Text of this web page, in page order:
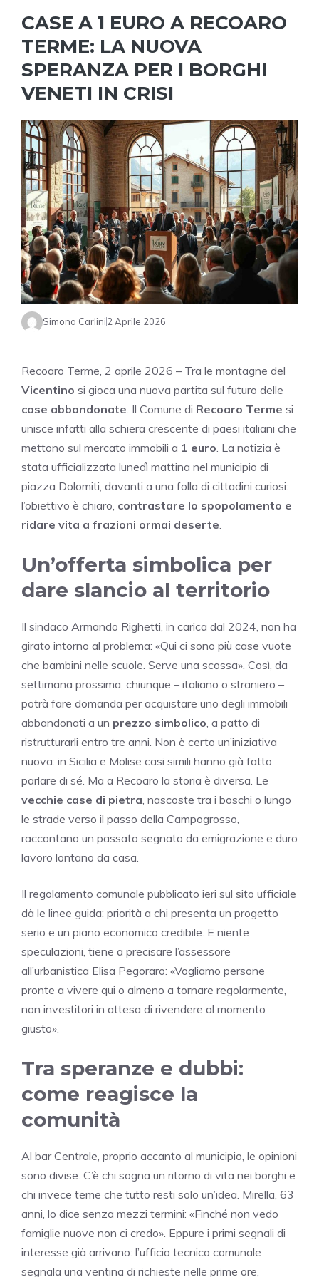
CASE A 1 EURO A RECOARO
TERME: LA NUOVA
SPERANZA PER I BORGHI
VENETI IN CRISI
Simona Carlini2 Aprile 2026
Recoaro Terme, 2 aprile 2026 – Tra le montagne del
Vicentino si gioca una nuova partita sul futuro delle
case abbandonate . Il Comune di Recoaro Terme si
unisce infatti alla schiera crescente di paesi italiani che
mettono sul mercato immobili a 1 euro . La notizia è
stata ufficializzata lunedì mattina nel municipio di
piazza Dolomiti, davanti a una folla di cittadini curiosi:
l’obiettivo è chiaro, contrastare lo spopolamento e
ridare vita a frazioni ormai deserte
Un’offerta simbolica per
dare slancio al territorio
Il sindaco Armando Righetti, in carica dal 2024, non ha
girato intorno al problema: «Qui ci sono più case vuote
che bambini nelle scuole. Serve una scossa». Così, da
settimana prossima, chiunque – italiano o straniero –
potrà fare domanda per acquistare uno degli immobili
abbandonati a un prezzo simbolico , a patto di
ristrutturarli entro tre anni. Non è certo un’iniziativa
nuova: in Sicilia e Molise casi simili hanno già fatto
parlare di sé. Ma a Recoaro la storia è diversa. Le
vecchie case di pietra , nascoste tra i boschi o lungo
le strade verso il passo della Campogrosso,
raccontano un passato segnato da emigrazione e duro
lavoro lontano da casa.
Il regolamento comunale pubblicato ieri sul sito ufficiale
dà le linee guida: priorità a chi presenta un progetto
serio e un piano economico credibile. E niente
speculazioni, tiene a precisare l’assessore
all’urbanistica Elisa Pegoraro: «Vogliamo persone
pronte a vivere qui o almeno a tornare regolarmente,
non investitori in attesa di rivendere al momento
giusto».
Tra speranze e dubbi:
come reagisce la
comunità
Al bar Centrale, proprio accanto al municipio, le opinioni
sono divise. C’è chi sogna un ritorno di vita nei borghi e
chi invece teme che tutto resti solo un’idea. Mirella, 63
anni, lo dice senza mezzi termini: «Finché non vedo
famiglie nuove non ci credo». Eppure i primi segnali di
interesse già arrivano: l’ufficio tecnico comunale
segnala una ventina di richieste nelle prime ore,